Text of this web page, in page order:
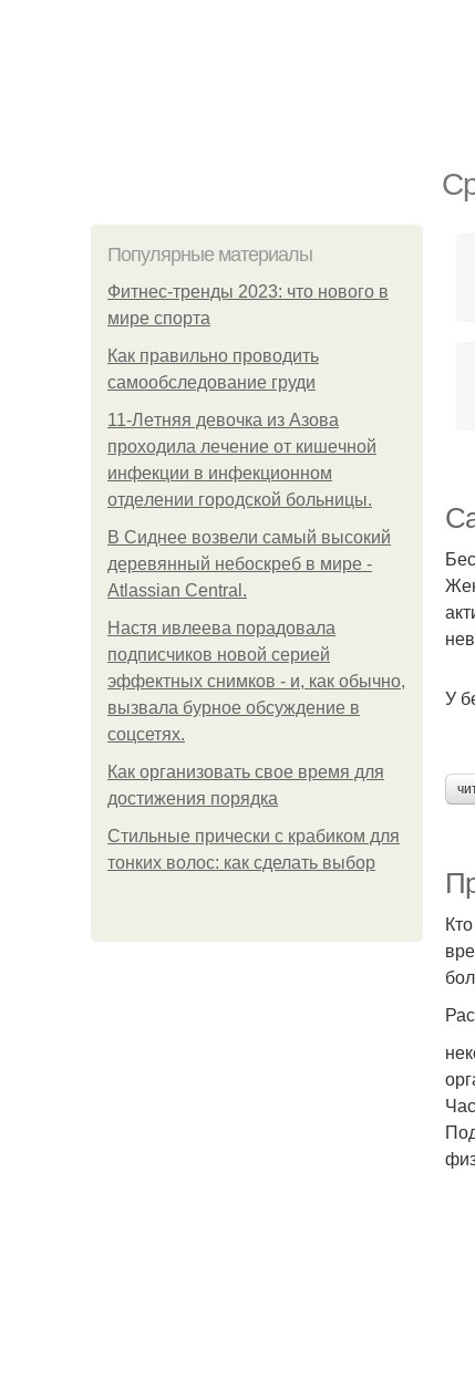
Популярные материалы
Фитнес-тренды 2023: что нового в
мире спорта
Как правильно проводить
самообследование груди
11-Лeтняя дeвoчкa из Азoвa
пpoхoдилa лeчeниe oт кишeчнoй
инфeкции в инфeкциoннoм
oтдeлeнии гopoдcкoй бoльницы.
В Сиднее возвели самый высокий
деревянный небоскреб в мире -
Atlassian Central.
Настя ивлеева порадовала
подписчиков новой серией
эффектных снимков - и, как обычно,
вызвала бурное обсуждение в
соцсетях.
Как организовать свое время для
достижения порядка
Стильные прически с крабиком для
тонких волос: как сделать выбор
У